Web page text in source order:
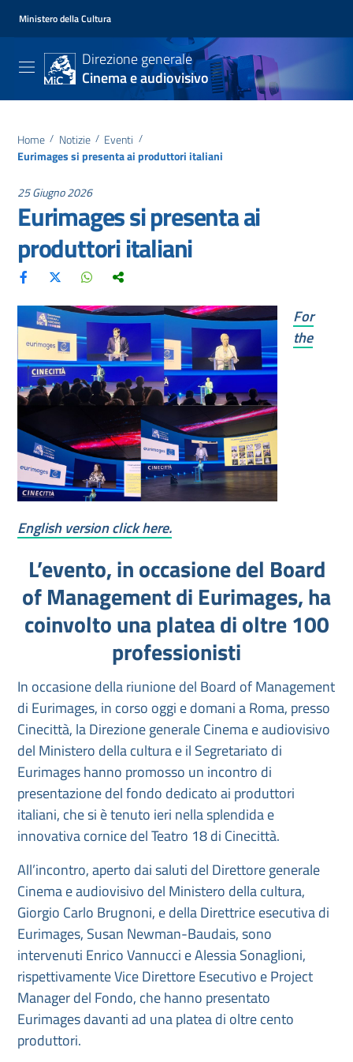
Ministero della Cultura
Direzione generale
Cinema e audiovisivo
Home / Notizie / Eventi /
Eurimages si presenta ai produttori italiani
25 Giugno 2026
Eurimages si presenta ai
produttori italiani
For
the
English version click here.
L’evento, in occasione del Board
of Management di Eurimages, ha
coinvolto una platea di oltre 100
professionisti
In occasione della riunione del Board of Management
di Eurimages, in corso oggi e domani a Roma, presso
Cinecittà, la Direzione generale Cinema e audiovisivo
del Ministero della cultura e il Segretariato di
Eurimages hanno promosso un incontro di
presentazione del fondo dedicato ai produttori
italiani, che si è tenuto ieri nella splendida e
innovativa cornice del Teatro 18 di Cinecittà.
All’incontro, aperto dai saluti del Direttore generale
Cinema e audiovisivo del Ministero della cultura,
Giorgio Carlo Brugnoni, e della Direttrice esecutiva di
Eurimages, Susan Newman-Baudais, sono
intervenuti Enrico Vannucci e Alessia Sonaglioni,
rispettivamente Vice Direttore Esecutivo e Project
Manager del Fondo, che hanno presentato
Eurimages davanti ad una platea di oltre cento
produttori.